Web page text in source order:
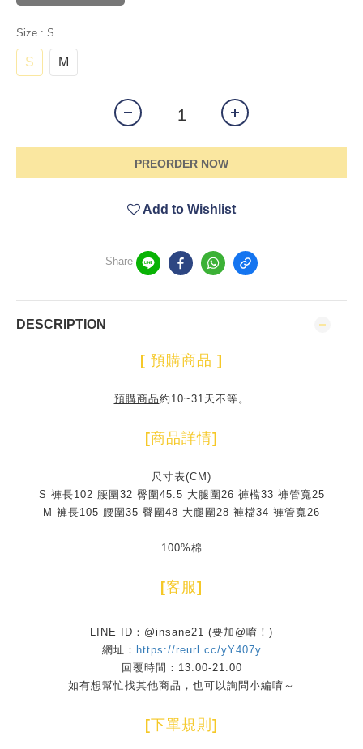
Size : S
S M
PREORDER NOW
Add to Wishlist
Share
DESCRIPTION
[ 預購商品 ]
預購商品約10~31天不等。
[商品詳情]
尺寸表(CM)
S 褲長102 腰圍32 臀圍45.5 大腿圍26 褲檔33 褲管寬25
M 褲長105 腰圍35 臀圍48 大腿圍28 褲檔34 褲管寬26
100%棉
[客服]
LINE ID：@insane21 (要加@唷！)
網址： https://reurl.cc/yY407y
回覆時間：13:00-21:00
如有想幫忙找其他商品，也可以詢問小編唷～
[下單規則 ]